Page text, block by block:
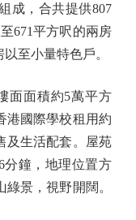
成，合共提供807
671平方呎的兩房
至小量特色戶。
面積約5萬平方
港國際學校租用約
及生活配套。屋苑
分鐘，地理位置方
景，視野開闊。